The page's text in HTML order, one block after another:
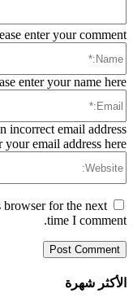
enter your comment!
enter your name here
incorrect email address!
your email address here
browser for the next
time I comment.
الأكثر شهرة